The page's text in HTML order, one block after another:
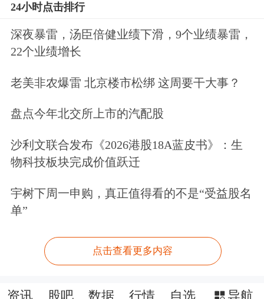
24小时点击排行
深夜暴雷，汤臣倍健业绩下滑，9个业绩暴雷，
22个业绩增长
老美非农爆雷 北京楼市松绑 这周要干大事？
盘点今年北交所上市的汽配股
沙利文联合发布《2026港股18A蓝皮书》：生
物科技板块完成价值跃迁
宇树下周一申购，真正值得看的不是“受益股名
单”
点击查看更多内容
资讯 股吧 数据 行情 自选 导航